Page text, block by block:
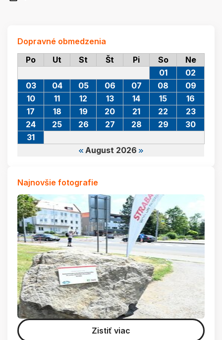
Dopravné obmedzenia
Po
Ut St Št Pi So Ne
August 2026
01
02
03
04 05 06 07 08
09
10
11 12 13 14 15
16
17
18 19 20 21 22
23
24
25 26 27 28 29
30
31
Najnovšie fotografie
Zistiť viac